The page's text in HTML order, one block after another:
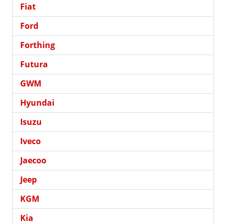
Fiat
Ford
Forthing
Futura
GWM
Hyundai
Isuzu
Iveco
Jaecoo
Jeep
KGM
Kia